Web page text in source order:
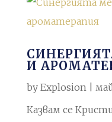
И
by Explosion|
Казвам се